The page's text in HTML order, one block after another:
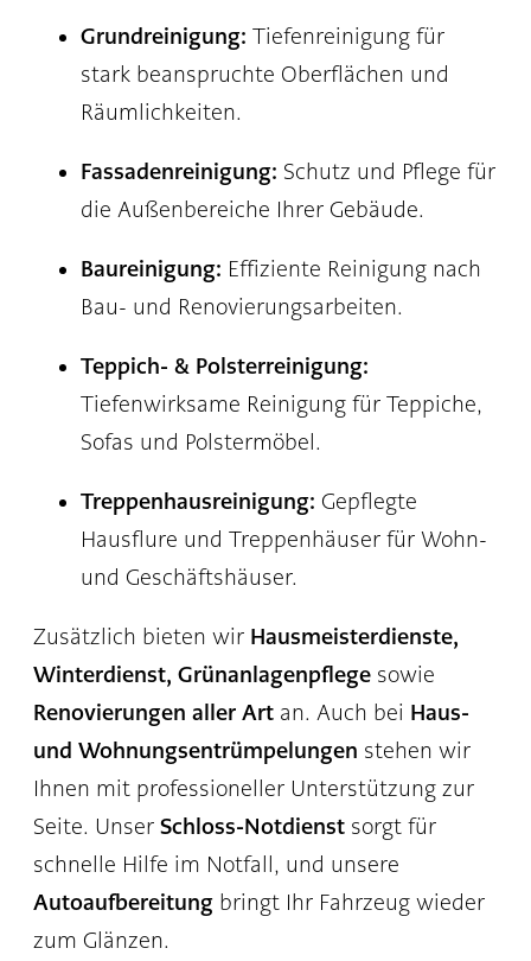
Grundreinigung: Tiefenreinigung für
stark beanspruchte Oberflächen und
Räumlichkeiten.
Fassadenreinigung: Schutz und Pflege für
die Außenbereiche Ihrer Gebäude.
Baureinigung: Effiziente Reinigung nach
Bau- und Renovierungsarbeiten.
Teppich- & Polsterreinigung:
Tiefenwirksame Reinigung für Teppiche,
Sofas und Polstermöbel.
Treppenhausreinigung: Gepflegte
Hausflure und Treppenhäuser für Wohn-
und Geschäftshäuser.
Zusätzlich bieten wir Hausmeisterdienste,
Winterdienst, Grünanlagenpflege sowie
Renovierungen aller Art an. Auch bei Haus-
und Wohnungsentrümpelungen stehen wir
Ihnen mit professioneller Unterstützung zur
Seite. Unser Schloss-Notdienst sorgt für
schnelle Hilfe im Notfall, und unsere
Autoaufbereitung bringt Ihr Fahrzeug wieder
zum Glänzen.